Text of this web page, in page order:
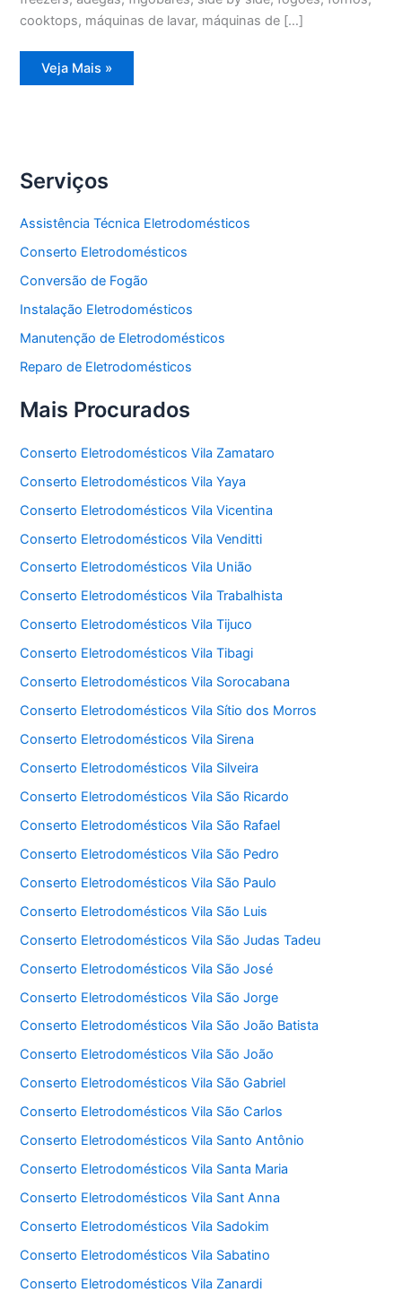
cooktops, máquinas de lavar, máquinas de […]
Assistência
Técnica
Veja Mais »
Serviços
Assistência Técnica Eletrodomésticos
Conserto Eletrodomésticos
Conversão de Fogão
Instalação Eletrodomésticos
Manutenção de Eletrodomésticos
Reparo de Eletrodomésticos
Mais Procurados
Conserto Eletrodomésticos Vila Zamataro
Conserto Eletrodomésticos Vila Yaya
Conserto Eletrodomésticos Vila Vicentina
Conserto Eletrodomésticos Vila Venditti
Conserto Eletrodomésticos Vila União
Conserto Eletrodomésticos Vila Trabalhista
Conserto Eletrodomésticos Vila Tijuco
Conserto Eletrodomésticos Vila Tibagi
Conserto Eletrodomésticos Vila Sorocabana
Conserto Eletrodomésticos Vila Sítio dos Morros
Conserto Eletrodomésticos Vila Sirena
Conserto Eletrodomésticos Vila Silveira
Conserto Eletrodomésticos Vila São Ricardo
Conserto Eletrodomésticos Vila São Rafael
Conserto Eletrodomésticos Vila São Pedro
Conserto Eletrodomésticos Vila São Paulo
Conserto Eletrodomésticos Vila São Luis
Conserto Eletrodomésticos Vila São Judas Tadeu
Conserto Eletrodomésticos Vila São José
Conserto Eletrodomésticos Vila São Jorge
Conserto Eletrodomésticos Vila São João Batista
Conserto Eletrodomésticos Vila São João
Conserto Eletrodomésticos Vila São Gabriel
Conserto Eletrodomésticos Vila São Carlos
Conserto Eletrodomésticos Vila Santo Antônio
Conserto Eletrodomésticos Vila Santa Maria
Conserto Eletrodomésticos Vila Sant Anna
Conserto Eletrodomésticos Vila Sadokim
Conserto Eletrodomésticos Vila Sabatino
Conserto Eletrodomésticos Vila Zanardi